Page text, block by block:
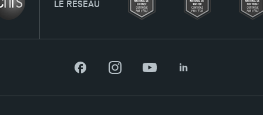
FacebookInstagramYouTubeLinkedIn